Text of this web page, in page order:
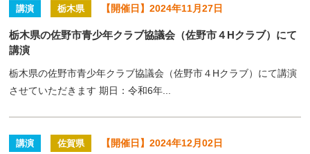
講演 栃木県 【開催日】2024年11月27日
栃木県の佐野市青少年クラブ協議会（佐野市４Hクラブ）にて
講演
栃木県の佐野市青少年クラブ協議会（佐野市４Hクラブ）にて講演
させていただきます 期日：令和6年...
講演 佐賀県 【開催日】2024年12月02日